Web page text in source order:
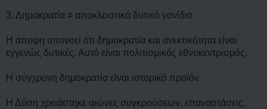
3. Δημοκρατία ≠ αποκλειστικά δυτικό γονίδιο
Η άποψη υπονοεί ότι δημοκρατία και ανεκτικότητα είναι
εγγενώς δυτικές. Αυτό είναι πολιτισμικός εθνοκεντρισμός.
Η σύγχρονη δημοκρατία είναι ιστορικό προϊόν
Η Δύση χρειάστηκε αιώνες συγκρούσεων, επαναστάσεις,